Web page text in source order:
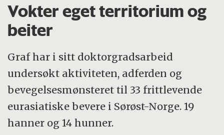
Vokter eget territorium og
beiter
Graf har i sitt doktorgradsarbeid
undersøkt aktiviteten, adferden og
bevegelsesmønsteret til 33 frittlevende
eurasiatiske bevere i Sørøst-Norge. 19
hanner og 14 hunner.